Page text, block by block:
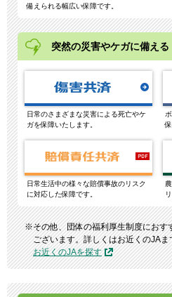
備えられる幅広い保障です。
突然の災害やケガに備える
日常のさまざまな災害による死亡やケ
ガを保障いたします。
日常生活中の様々な賠償事故のリスク
に対応した保障です。
その他、団体の福利厚生制度におす
ございます。詳しくはお近くのJA
お近くのJAを探す